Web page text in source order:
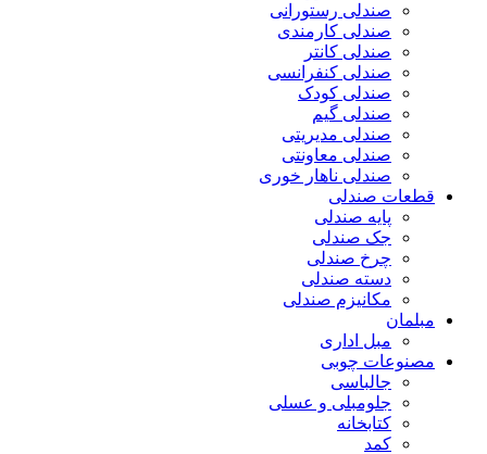
صندلی رستورانی
صندلی کارمندی
صندلی کانتر
صندلی کنفرانسی
صندلی کودک
صندلی گیم
صندلی مدیریتی
صندلی معاونتی
صندلی ناهار خوری
قطعات صندلی
پایه صندلی
جک صندلی
چرخ صندلی
دسته صندلی
مکانیزم صندلی
مبلمان
مبل اداری
مصنوعات چوبی
جالباسی
جلومبلی و عسلی
کتابخانه
کمد